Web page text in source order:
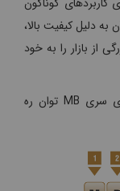
دلیل کیفیت بالا،
از بازار را به خود
پارامترهای تشکیل دهنده مدل میکروسوئیچ های سری MB توان ره